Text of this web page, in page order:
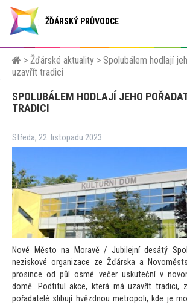
ŽĎÁRSKÝ PRŮVODCE
> Žďárské aktuality > Spolubálem hodlají
uzavřít tradici
SPOLUBÁLEM HODLAJÍ JEHO
TRADICI
Středa, 22. listopadu 2023
Nové Město na Moravě / Jubilejní desátý
neziskové organizace ze Žďárska a
prosince od půl osmé večer uskuteční v
domě. Podtitul akce, která má uzavřít tradici,
pořadatelé slibují hvězdnou metropoli, kde je